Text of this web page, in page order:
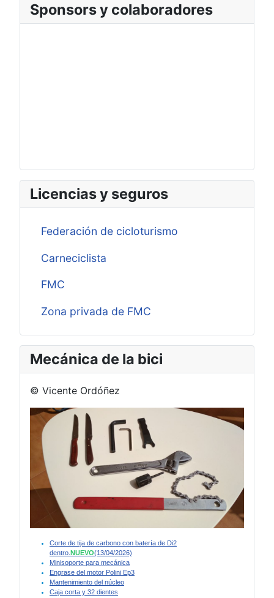
Sponsors y colaboradores
Licencias y seguros
Federación de cicloturismo
Carneciclista
FMC
Zona privada de FMC
Mecánica de la bici
© Vicente Ordóñez
Corte de tija de carbono con batería de Di2
dentro. NUEVO(13/04/2026)
Minisoporte para mecánica
Engrase del motor Polini Ep3
Mantenimiento del núcleo
Caja corta y 32 dientes